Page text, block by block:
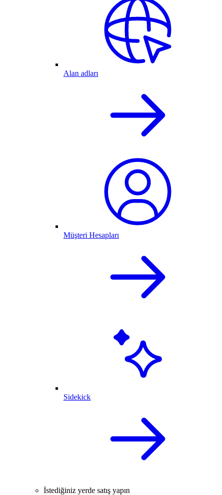
Alan adları
Müşteri Hesapları
Sidekick
İstediğiniz yerde satış yapın